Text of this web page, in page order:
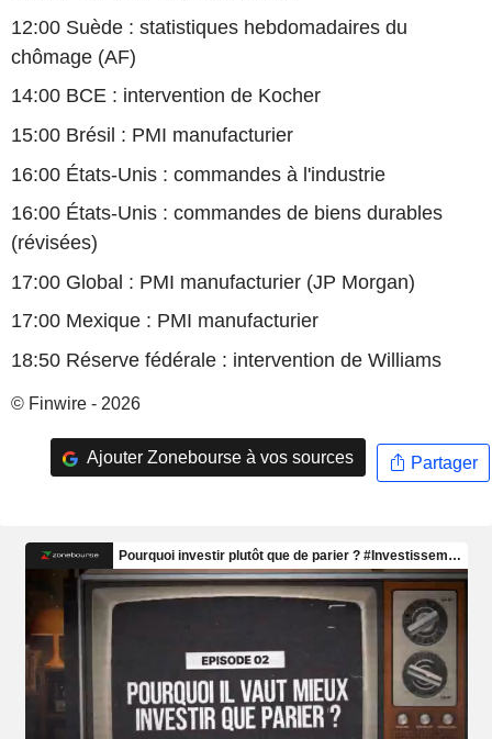
12:00 Suède : statistiques hebdomadaires du
chômage (AF)
14:00 BCE : intervention de Kocher
15:00 Brésil : PMI manufacturier
16:00 États-Unis : commandes à l'industrie
16:00 États-Unis : commandes de biens durables
(révisées)
17:00 Global : PMI manufacturier (JP Morgan)
17:00 Mexique : PMI manufacturier
18:50 Réserve fédérale : intervention de Williams
© Finwire - 2026
Ajouter Zonebourse à vos sources Partager